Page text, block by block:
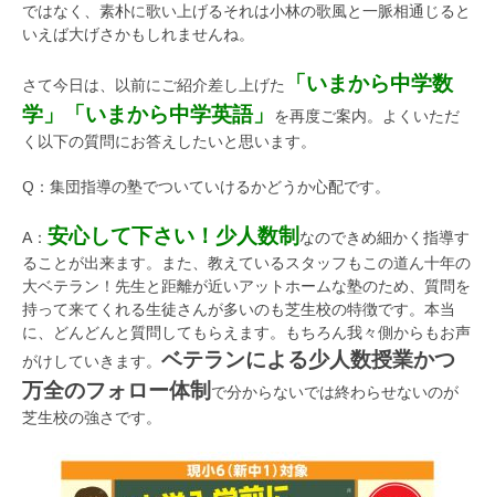
ではなく、素朴に歌い上げるそれは小林の歌風と一脈相通じると
いえば大げさかもしれませんね。
さて今日は、以前にご紹介差し上げた
「いまから中学数
学」「いまから中学英語」
を再度ご案内。よくいただ
く以下の質問にお答えしたいと思います。
Q：集団指導の塾でついていけるかどうか心配です。
A： 安心して下さい！少人数制 なのできめ細かく指導す
ることが出来ます。また、教えているスタッフもこの道ん十年の
大ベテラン！先生と距離が近いアットホームな塾のため、質問を
持って来てくれる生徒さんが多いのも芝生校の特徴です。本当
に、どんどんと質問してもらえます。もちろん我々側からもお声
がけしていきます。 ベテランによる少人数授業かつ
万全のフォロー体制 で分からないでは終わらせないのが
芝生校の強さです。